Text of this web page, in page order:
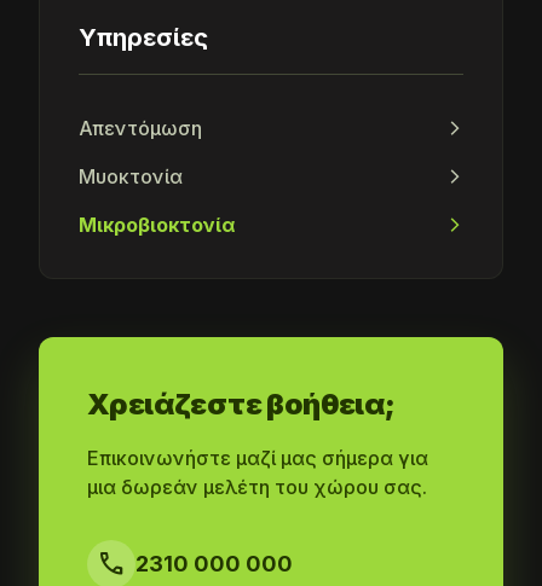
Υπηρεσίες
Απεντόμωση arrow_forward_ios
Μυοκτονία arrow_forward_ios
Μικροβιοκτονία arrow_forward_ios
Χρειάζεστε βοήθεια;
Επικοινωνήστε μαζί μας σήμερα για
μια δωρεάν μελέτη του χώρου σας.
call 2310 000 000